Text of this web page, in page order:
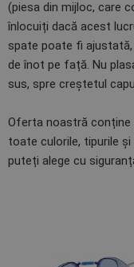
(piesa din mijloc, care
înlocuiți dacă acest
spate poate fi
de înot pe față. Nu
sus, spre creștetul
Oferta noastră conține
toate culorile, tipurile și
puteți alege cu